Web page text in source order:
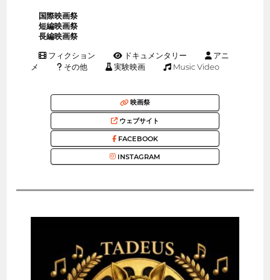
国際映画祭
短編映画祭
長編映画祭
フィクション ドキュメンタリー
アニ
メ
その他 実験映画 Music Video
映画祭
ウェブサイト
FACEBOOK
INSTAGRAM